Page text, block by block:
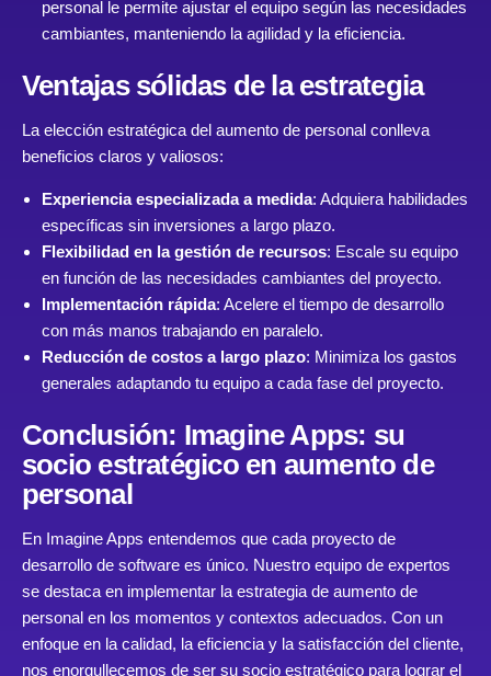
personal le permite ajustar el equipo según las necesidades
cambiantes, manteniendo la agilidad y la eficiencia.
Ventajas sólidas de la estrategia
La elección estratégica del aumento de personal conlleva
beneficios claros y valiosos:
Experiencia especializada a medida: Adquiera habilidades
específicas sin inversiones a largo plazo.
Flexibilidad en la gestión de recursos: Escale su equipo
en función de las necesidades cambiantes del proyecto.
Implementación rápida: Acelere el tiempo de desarrollo
con más manos trabajando en paralelo.
Reducción de costos a largo plazo: Minimiza los gastos
generales adaptando tu equipo a cada fase del proyecto.
Conclusión: Imagine Apps: su
socio estratégico en aumento de
personal
En Imagine Apps entendemos que cada proyecto de
desarrollo de software es único. Nuestro equipo de expertos
se destaca en implementar la estrategia de aumento de
personal en los momentos y contextos adecuados. Con un
enfoque en la calidad, la eficiencia y la satisfacción del cliente,
nos enorgullecemos de ser su socio estratégico para lograr el